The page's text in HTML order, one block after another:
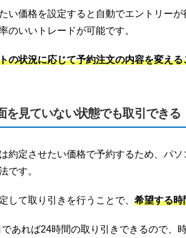
い価格を設定すると自動でエントリー
のいいトレードが可能です。
の状況に応じて予約注文の内容を変え
を見ていない状態でも取引できる
約定させたい価格で予約するため、パ
です。
して取り引きを行うことで、 希望する時
あれば24時間の取り引きできるので、